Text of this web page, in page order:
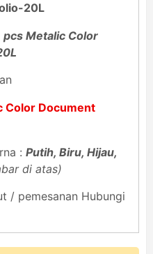
20L
Metalic Color
Color Document
: Putih, Biru, Hijau,
di atas)
/ pemesanan Hubungi